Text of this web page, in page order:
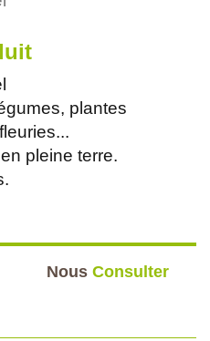
plantes
pleine terre.
Nous Consulter